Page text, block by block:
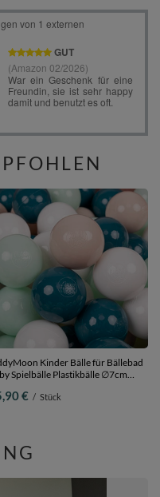
Kinder Bälle für Bällebad
Spielbälle Plastikbälle ∅7cm
pastellbeige/weiß/minze,
€ / Stück